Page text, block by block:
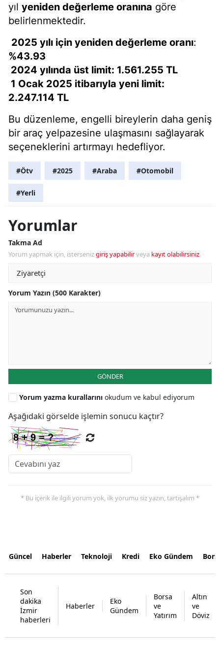
yıl yeniden değerleme oranına göre
belirlenmektedir.
2025 yılı için yeniden değerleme oranı:
%43.93
2024 yılında üst limit: 1.561.255 TL
1 Ocak 2025 itibarıyla yeni limit:
2.247.114 TL
Bu düzenleme, engelli bireylerin daha geniş
bir araç yelpazesine ulaşmasını sağlayarak
seçeneklerini artırmayı hedefliyor.
#Ötv #2025 #Araba #Otomobil
#Yerli
Yorumlar
Takma Ad
Yorum yapmak için, istersenizgiriş yapabilirveya kayıt olabilirsiniz.
Yorum Yazın (500 Karakter)
GÖNDER
Yorum yazma kurallarını okudum ve kabul ediyorum
Aşağıdaki görselde işlemin sonucu kaçtır?
* Bu içerik ile ilgili yorum yok, ilk yorumu siz yazın, tartışalım *
Güncel Haberler Teknoloji Kredi Eko Gündem
Son
dakika
İzmir
haberleri
Haberler
Eko
Gündem
Borsa
ve
Yatırım
Altın
ve
Döviz